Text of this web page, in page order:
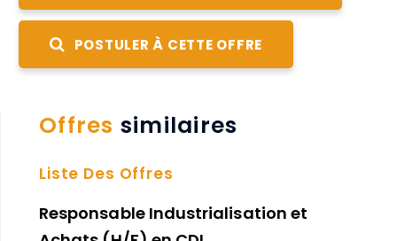
POSTULER À CETTE OFFRE
Offres similaires
Liste Des Offres
Responsable Industrialisation et